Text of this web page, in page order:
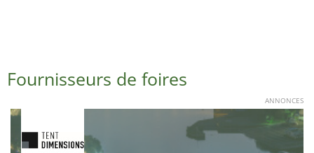
Fournisseurs de foires
ANNONCES